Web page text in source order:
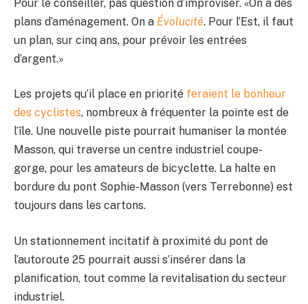
Pour le conseiller, pas question d’improviser. «On a des
plans d’aménagement. On a Évolucité. Pour l’Est, il faut
un plan, sur cinq ans, pour prévoir les entrées
d’argent.»
Les projets qu’il place en priorité feraient le bonheur
des cyclistes, nombreux à fréquenter la pointe est de
l’île. Une nouvelle piste pourrait humaniser la montée
Masson, qui traverse un centre industriel coupe-
gorge, pour les amateurs de bicyclette. La halte en
bordure du pont Sophie-Masson (vers Terrebonne) est
toujours dans les cartons.
Un stationnement incitatif à proximité du pont de
l’autoroute 25 pourrait aussi s’insérer dans la
planification, tout comme la revitalisation du secteur
industriel.